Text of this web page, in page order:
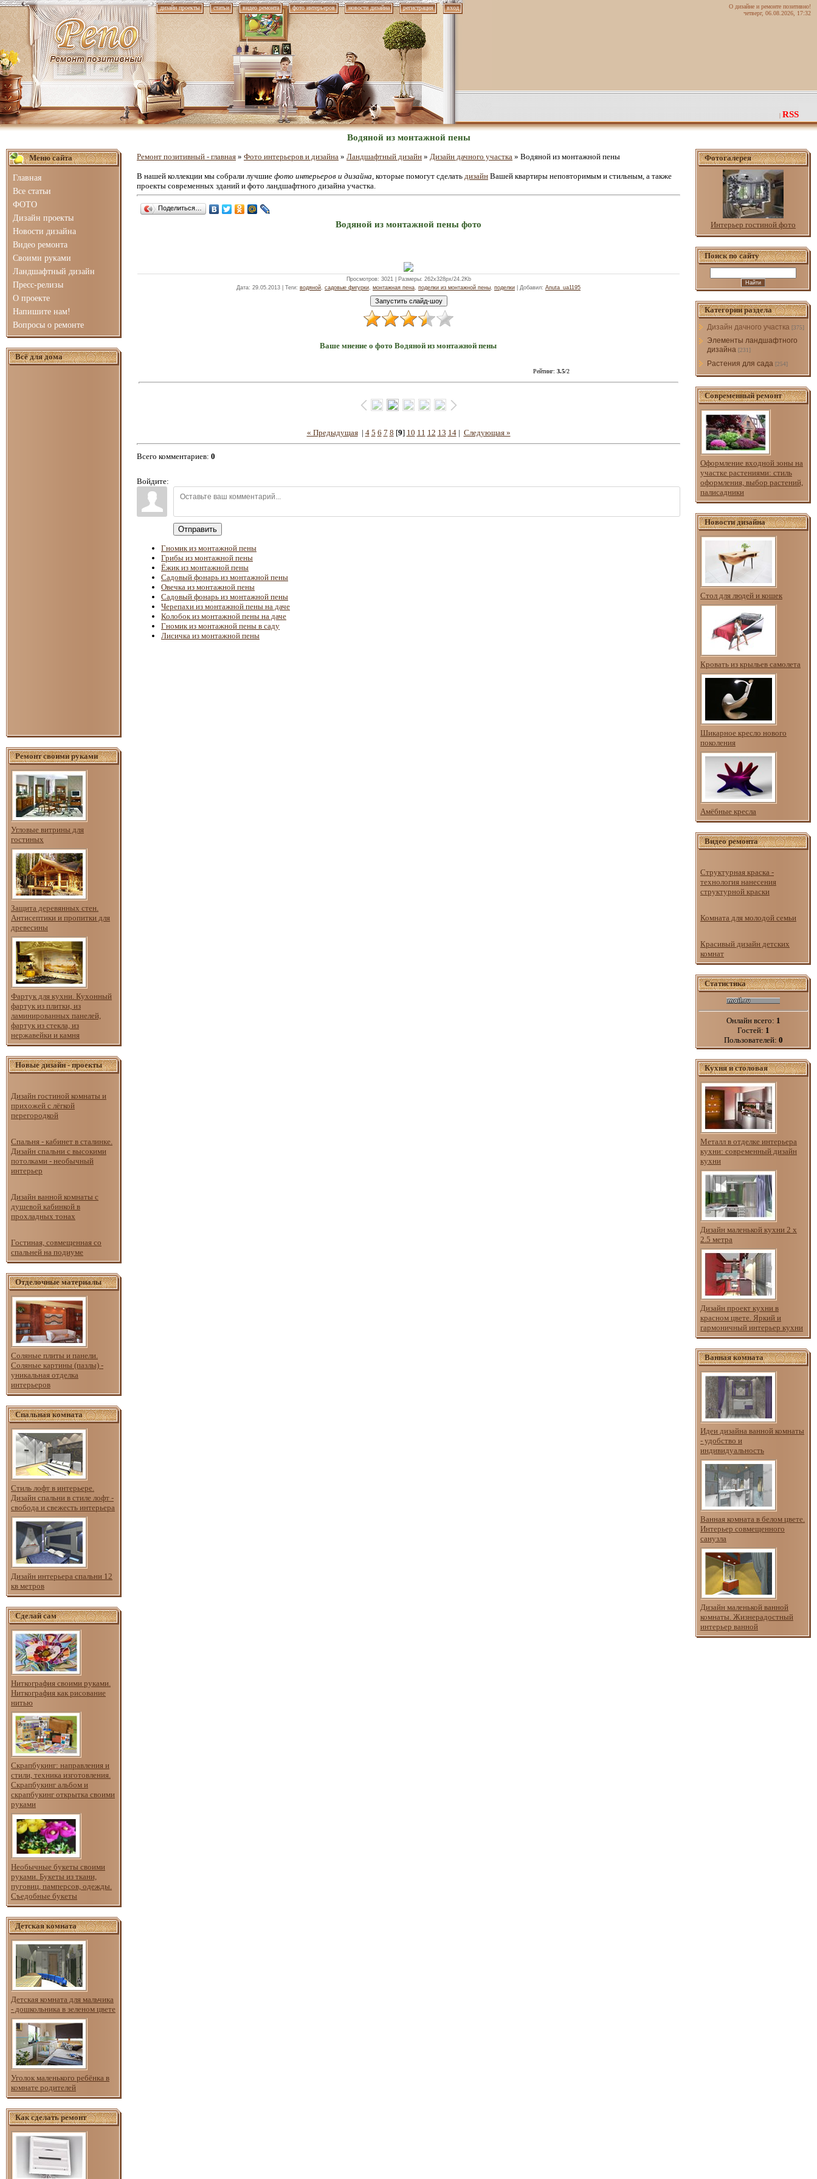
дизайн проекты статьи видео ремонта фото интерьеров новости дизайна регистрация вход
О дизайне и ремонте позитивно!
четверг, 06.08.2026, 17:32
| RSS
Водяной из монтажной пены
Меню сайта
Главная
Все статьи
ФОТО
Дизайн проекты
Новости дизайна
Видео ремонта
Своими руками
Ландшафтный дизайн
Пресс-релизы
О проекте
Напишите нам!
Вопросы о ремонте
Всё для дома
Ремонт своими руками
Угловые витрины для
гостиных
Защита деревянных стен.
Антисептики и пропитки для
древесины
Фартук для кухни. Кухонный
фартук из плитки, из
ламинированных панелей,
фартук из стекла, из
нержавейки и камня
Новые дизайн - проекты
Дизайн гостиной комнаты и
прихожей с лёгкой
перегородкой
Спальня - кабинет в сталинке.
Дизайн спальни с высокими
потолками - необычный
интерьер
Дизайн ванной комнаты с
душевой кабинкой в
прохладных тонах
Гостиная, совмещенная со
спальней на подиуме
Отделочные материалы
Соляные плиты и панели.
Соляные картины (пазлы) -
уникальная отделка
интерьеров
Спальная комната
Стиль лофт в интерьере.
Дизайн спальни в стиле лофт -
свобода и свежесть интерьера
Дизайн интерьера спальни 12
кв метров
Сделай сам
Ниткография своими руками.
Ниткография как рисование
нитью
Скрапбукинг: направления и
стили, техника изготовления.
Скрапбукинг альбом и
скрапбукинг открытка своими
руками
Необычные букеты своими
руками. Букеты из ткани,
пуговиц, памперсов, одежды.
Съедобные букеты
Детская комната
Детская комната для мальчика
- дошкольника в зеленом цвете
Уголок маленького ребёнка в
комнате родителей
Как сделать ремонт
Ремонт позитивный - главная » Фото интерьеров и дизайна » Ландшафтный дизайн » Дизайн дачного участка » Водяной из монтажной пены
В нашей коллекции мы собрали лучшие фото интерьеров и дизайна , которые помогут сделать дизайн Вашей квартиры неповторимым и стильным, а также
проекты современных зданий и фото ландшафтного дизайна участка.
Поделиться…
Водяной из монтажной пены фото
Просмотров: 3021 | Размеры: 262x328px/24.2Kb
Дата: 29.05.2013 | Теги: водяной садовые фигурки монтажная пена поделки из монтажной пены поделки Добавил: Anuta_ua1195
Ваше мнение о фото Водяной из монтажной пены
Рейтинг: 3.5/2
« Предыдущая| 4 5 6 7 8 [9] 10 11 12 13 14| Следующая »
Всего комментариев: 0
Войдите:
Отправить
Гномик из монтажной пены
Грибы из монтажной пены
Ёжик из монтажной пены
Садовый фонарь из монтажной пены
Овечка из монтажной пены
Садовый фонарь из монтажной пены
Черепахи из монтажной пены на даче
Колобок из монтажной пены на даче
Гномик из монтажной пены в саду
Лисичка из монтажной пены
Фотогалерея
Интерьер гостиной фото
Поиск по сайту
Категории раздела
Дизайн дачного участка [375]
Элементы ландшафтного
дизайна [231]
Растения для сада [254]
Современный ремонт
Оформление входной зоны на
участке растениями: стиль
оформления, выбор растений,
палисадники
Новости дизайна
Стол для людей и кошек
Кровать из крыльев самолета
Шикарное кресло нового
поколения
Амёбные кресла
Видео ремонта
Структурная краска -
технология нанесения
структурной краски
Комната для молодой семьи
Красивый дизайн детских
комнат
Статистика
Онлайн всего: 1
Гостей: 1
Пользователей: 0
Кухня и столовая
Металл в отделке интерьера
кухни: современный дизайн
кухни
Дизайн маленькой кухни 2 х
2.5 метра
Дизайн проект кухни в
красном цвете. Яркий и
гармоничный интерьер кухни
Ванная комната
Идеи дизайна ванной комнаты
- удобство и
индивидуальность
Ванная комната в белом цвете.
Интерьер совмещенного
санузла
Дизайн маленькой ванной
комнаты. Жизнерадостный
интерьер ванной